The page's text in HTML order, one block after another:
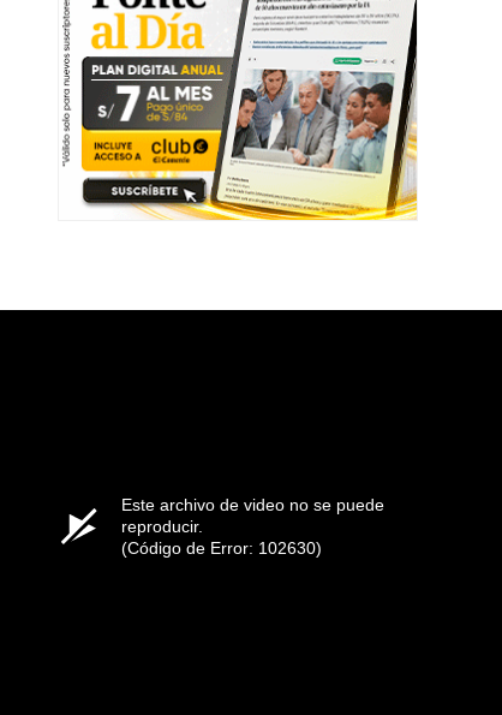
Este archivo de video no se puede
reproducir.
(Código de Error: 102630)